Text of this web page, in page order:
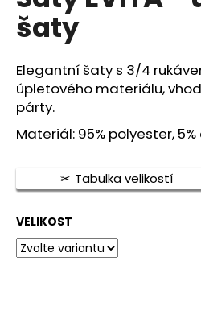
0,0
z
hvězdiček.
šaty
Elegantní šaty s 3/4
úpletového materiálu,
párty.
Materiál: 95% polyester,
Tabulka velikostí
VELIKOST
a
j
í
t
?
HLEDAT
D
o